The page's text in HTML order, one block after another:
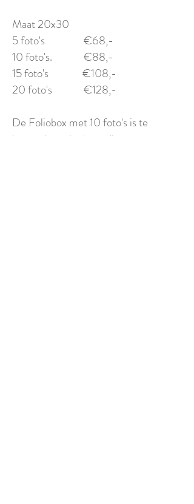
Maat 20x30
5 foto's €68,-
10 foto's. €88,-
15 foto's €108,-
20 foto's €128,-
De Foliobox met 10 foto's is te
bewonderen in de studio.